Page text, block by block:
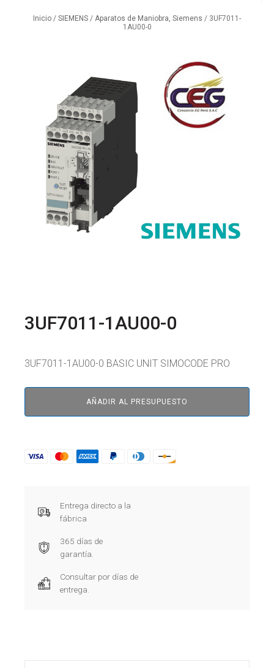
Inicio / SIEMENS / Aparatos de Maniobra, Siemens / 3UF7011-
1AU00-0
3UF7011-1AU00-0
3UF7011-1AU00-0 BASIC UNIT SIMOCODE PRO
AÑADIR AL PRESUPUESTO
Entrega directo a la
fábrica
365 días de
garantía.
Consultar por días de
entrega.